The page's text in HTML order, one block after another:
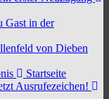
Gast in der
von Dieben
Startseite
Ausrufezeichen!